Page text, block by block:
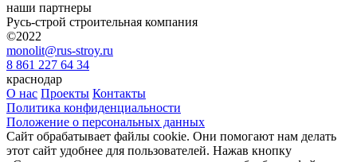
наши партнеры
Русь-строй строительная компания
©2022
monolit@rus-stroy.ru
8 861 227 64 34
краснодар
О нас Проекты Контакты
Политика конфиденциальности
Положение о персональных данных
Сайт обрабатывает файлы cookie. Они помогают нам делать
этот сайт удобнее для пользователей. Нажав кнопку